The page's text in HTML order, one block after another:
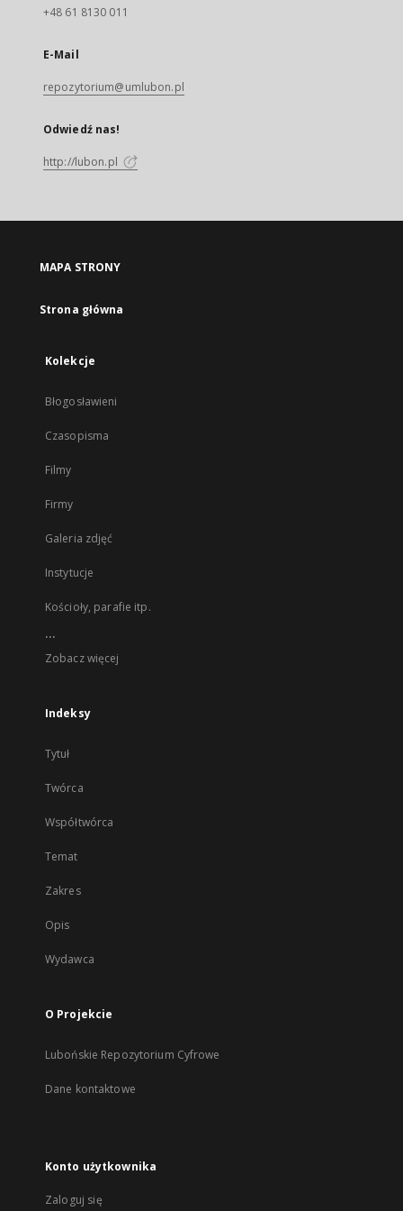
+48 61 8130 011
E-Mail
repozytorium@umlubon.pl
Odwiedź nas!
http://lubon.pl
MAPA STRONY
Strona główna
Kolekcje
Błogosławieni
Czasopisma
Filmy
Firmy
Galeria zdjęć
Instytucje
Kościoły, parafie itp.
...
Zobacz więcej
Indeksy
Tytuł
Twórca
Współtwórca
Temat
Zakres
Opis
Wydawca
O Projekcie
Lubońskie Repozytorium Cyfrowe
Dane kontaktowe
Konto użytkownika
Zaloguj się